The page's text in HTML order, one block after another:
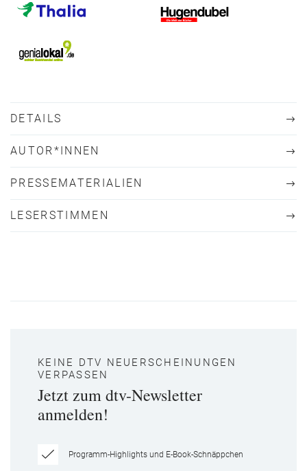
DETAILS
AUTOR*INNEN
PRESSEMATERIALIEN
LESERSTIMMEN
KEINE DTV NEUERSCHEINUNGEN
VERPASSEN
Jetzt zum dtv-Newsletter
anmelden!
Programm-Highlights und E-Book-Schnäppchen